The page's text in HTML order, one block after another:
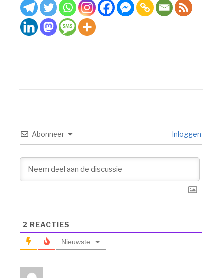
Abonneer Inloggen
2 REACTIES
Nieuwste